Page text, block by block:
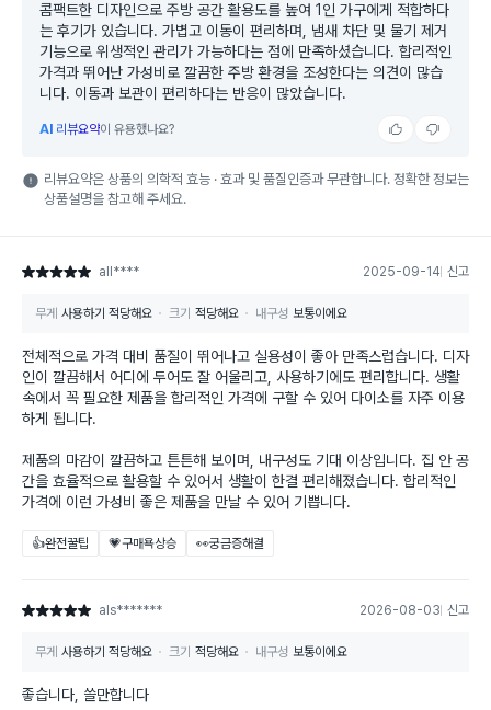
콤팩트한 디자인으로 주방 공간 활용도를 높여 1인 가구에게 적합하다
는 후기가 있습니다. 가볍고 이동이 편리하며, 냄새 차단 및 물기 제거
기능으로 위생적인 관리가 가능하다는 점에 만족하셨습니다. 합리적인
가격과 뛰어난 가성비로 깔끔한 주방 환경을 조성한다는 의견이 많습
니다. 이동과 보관이 편리하다는 반응이 많았습니다.
AI 리뷰요약이 유용했나요?
리뷰요약은 상품의 의학적 효능 · 효과 및 품질인증과 무관합니다. 정확한 정보는
상품설명을 참고해 주세요.
별점 5점 all**** 2025-09-14 신고
무게 사용하기 적당해요 크기 적당해요 내구성 보통이에요
전체적으로 가격 대비 품질이 뛰어나고 실용성이 좋아 만족스럽습니다. 디자
인이 깔끔해서 어디에 두어도 잘 어울리고, 사용하기에도 편리합니다. 생활
속에서 꼭 필요한 제품을 합리적인 가격에 구할 수 있어 다이소를 자주 이용
하게 됩니다.
제품의 마감이 깔끔하고 튼튼해 보이며, 내구성도 기대 이상입니다. 집 안 공
간을 효율적으로 활용할 수 있어서 생활이 한결 편리해졌습니다. 합리적인
가격에 이런 가성비 좋은 제품을 만날 수 있어 기쁩니다.
👍완전꿀팁 💗구매욕상승 👀궁금증해결
별점 5점 als******* 2026-08-03 신고
무게 사용하기 적당해요 크기 적당해요 내구성 보통이에요
좋습니다, 쓸만합니다